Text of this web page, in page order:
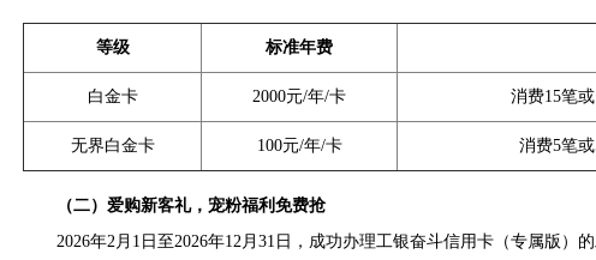
等级 标准年费
白金卡 2000元/年/卡 消费15笔
无界白金卡 100元/年/卡 消费5笔
（二）爱购新客礼，宠粉福利免费抢
2026年2月1日至2026年12月31日，成功办理工银奋斗信用卡（专属版）